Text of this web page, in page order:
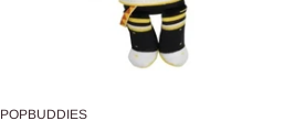
POPBUDDIES